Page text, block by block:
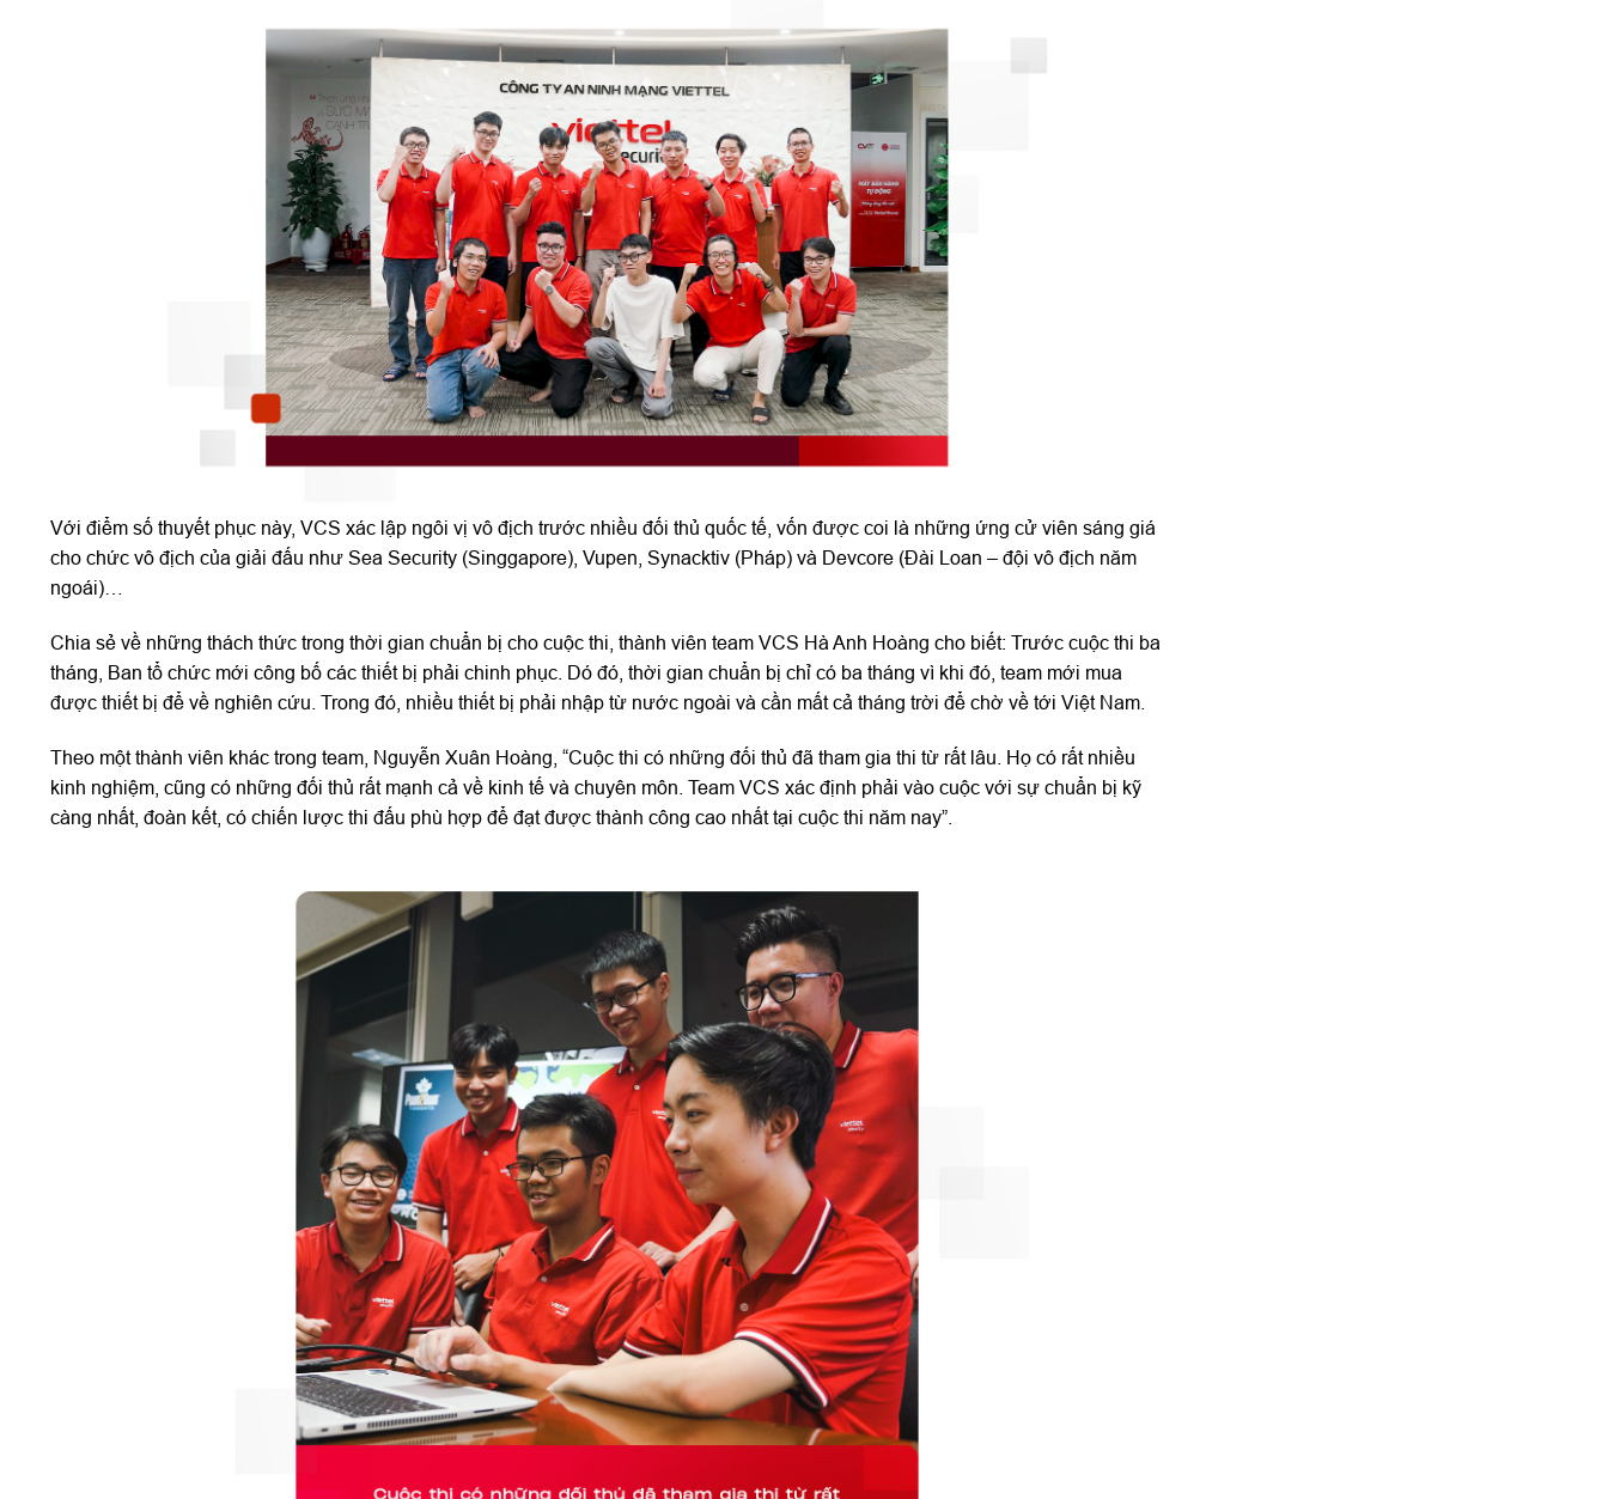
Với điểm số thuyết phục này, VCS xác lập ngôi vị vô địch trước nhiều đối thủ quốc tế, vốn được coi là những ứng cử viên sáng giá
cho chức vô địch của giải đấu như Sea Security (Singgapore), Vupen, Synacktiv (Pháp) và Devcore (Đài Loan – đội vô địch năm
ngoái)…
Chia sẻ về những thách thức trong thời gian chuẩn bị cho cuộc thi, thành viên team VCS Hà Anh Hoàng cho biết: Trước cuộc thi ba
tháng, Ban tổ chức mới công bố các thiết bị phải chinh phục. Dó đó, thời gian chuẩn bị chỉ có ba tháng vì khi đó, team mới mua
được thiết bị để về nghiên cứu. Trong đó, nhiều thiết bị phải nhập từ nước ngoài và cần mất cả tháng trời để chờ về tới Việt Nam.
Theo một thành viên khác trong team, Nguyễn Xuân Hoàng, “Cuộc thi có những đối thủ đã tham gia thi từ rất lâu. Họ có rất nhiều
kinh nghiệm, cũng có những đối thủ rất mạnh cả về kinh tế và chuyên môn. Team VCS xác định phải vào cuộc với sự chuẩn bị kỹ
càng nhất, đoàn kết, có chiến lược thi đấu phù hợp để đạt được thành công cao nhất tại cuộc thi năm nay”.